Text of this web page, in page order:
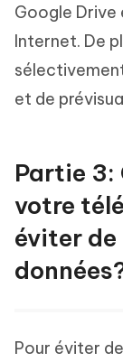
Google Drive
Internet. De
et de
Partie 3:
votre
éviter de
Pour éviter